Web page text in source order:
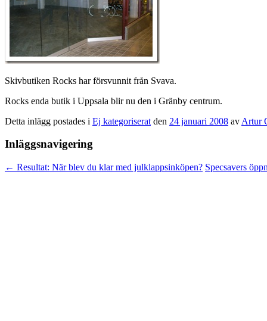
Skivbutiken Rocks har försvunnit från Svava.
Rocks enda butik i Uppsala blir nu den i Gränby centrum.
Detta inlägg postades i Ej kategoriserat den 24 januari 2008 av Artur
Inläggsnavigering
← Resultat: När blev du klar med julklappsinköpen? Specsavers